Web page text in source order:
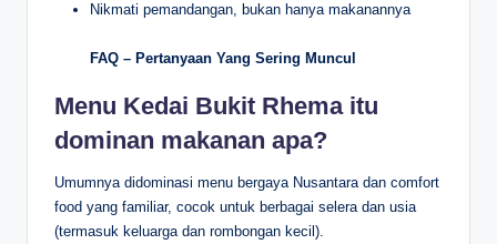
Nikmati pemandangan, bukan hanya makanannya
FAQ – Pertanyaan Yang Sering Muncul
Menu Kedai Bukit Rhema itu
dominan makanan apa?
Umumnya didominasi menu bergaya Nusantara dan comfort
food yang familiar, cocok untuk berbagai selera dan usia
(termasuk keluarga dan rombongan kecil).